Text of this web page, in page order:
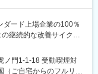
、仕事の流れを学びま
」といった実践的なス
。既存のお客様をメイ
ード上場企業の100％
継続的な改善サイクル
躍中！～
ながる薬局」を中心
ノ門1-1-18 受動喫煙対
（ご自宅からのフルリモ